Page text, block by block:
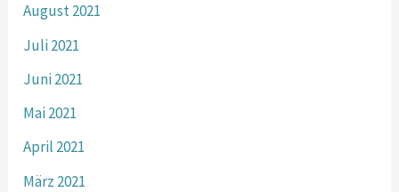
August 2021
Juli 2021
Juni 2021
Mai 2021
April 2021
März 2021